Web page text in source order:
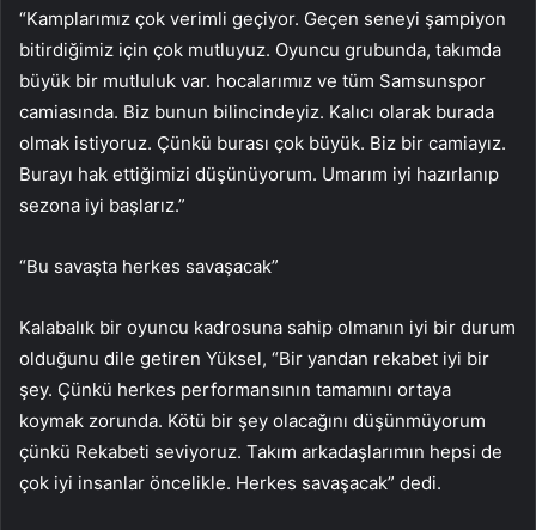
“Kamplarımız çok verimli geçiyor. Geçen seneyi şampiyon
bitirdiğimiz için çok mutluyuz. Oyuncu grubunda, takımda
büyük bir mutluluk var. hocalarımız ve tüm Samsunspor
camiasında. Biz bunun bilincindeyiz. Kalıcı olarak burada
olmak istiyoruz. Çünkü burası çok büyük. Biz bir camiayız.
Burayı hak ettiğimizi düşünüyorum. Umarım iyi hazırlanıp
sezona iyi başlarız.”
“Bu savaşta herkes savaşacak”
Kalabalık bir oyuncu kadrosuna sahip olmanın iyi bir durum
olduğunu dile getiren Yüksel, “Bir yandan rekabet iyi bir
şey. Çünkü herkes performansının tamamını ortaya
koymak zorunda. Kötü bir şey olacağını düşünmüyorum
çünkü Rekabeti seviyoruz. Takım arkadaşlarımın hepsi de
çok iyi insanlar öncelikle. Herkes savaşacak” dedi.